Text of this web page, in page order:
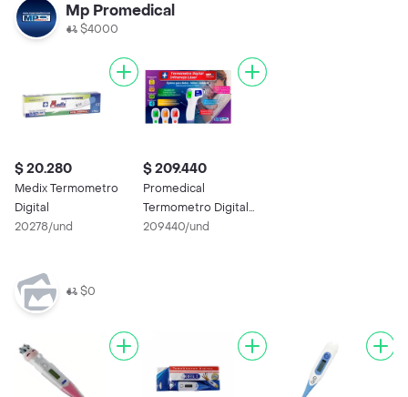
Mp Promedical
$4000
$ 20.280
Medix Termometro
Digital
20278/und
$ 209.440
Promedical
Termometro Digital
Infrarrojo
209440/und
$0